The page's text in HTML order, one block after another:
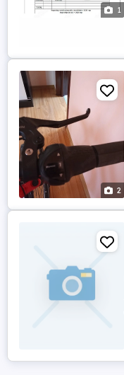
1
2